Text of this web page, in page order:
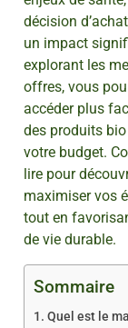
décision
un impact
explorant les
offres, vous
accéder plus
des produits
votre budget.
lire pour
maximiser vos
tout en
de vie durable.
Sommaire
Quel est le